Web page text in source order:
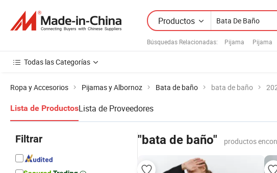
Productos
Búsquedas Relacionadas: Pijama Pijama
Todas las Categorías
Ropa y Accesorios Pijamas y Albornoz Bata de baño bata de baño
Lista de ProductosLista de Proveedores
Filtrar "bata de baño" productos